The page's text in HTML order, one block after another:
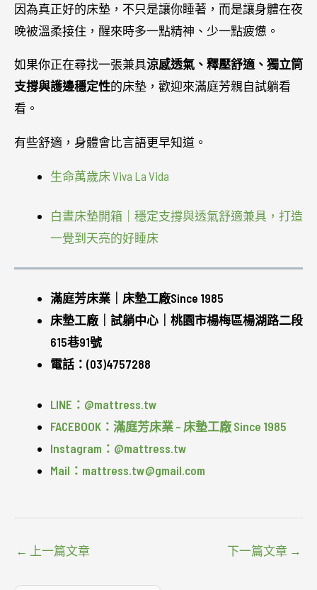
因為真正好的床墊，不只是讓你睡著，而是讓身體在夜
晚被溫柔接住，醒來時多一點精神、少一點疲憊。
如果你正在尋找一張兼具涼感透氣、釋壓舒適、獨立筒
支撐與護邊穩定性的床墊，歡迎來滿庭芳親自試躺看
看。
有些舒適，身體會比言語更早知道。
生命萬歲床 Viva La Vida
白晝床墊開箱｜穩定支撐與透氣舒適兼具，打造
一覺到天亮的好睡床
滿庭芳床業｜床墊工廠Since 1985
床墊工廠｜試躺中心｜桃園市楊梅區楊湖路二段
615巷91號
電話：(03)4757288
LINE：@mattress.tw
FACEBOOK：滿庭芳床業 – 床墊工廠 Since 1985
Instagram：@mattress.tw
Mail：mattress.tw@gmail.com
← 上一篇文章 下一篇文章 →